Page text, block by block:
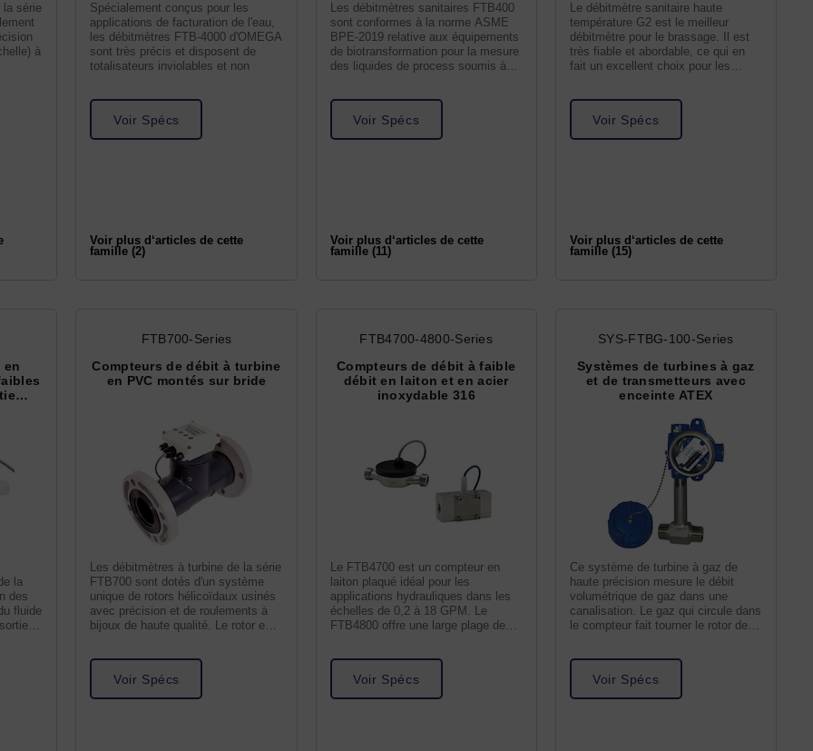
la série
à
Spécialement conçus pour les
applications de facturation de l'eau,
les débitmètres FTB-4000 d'OMEGA
sont très précis et disposent de
totalisateurs inviolables et non
Voir Spécs
Voir plus d‘articles de cette
famille (2)
Les débitmètres sanitaires FTB400
sont conformes à la norme ASME
BPE-2019 relative aux équipements
de biotransformation pour la mesure
des liquides de process soumis à
Voir Spécs
Voir plus d‘articles de cette
famille (11)
Le débitmètre sanitaire haute
température G2 est le meilleur
débitmètre pour le brassage. Il est
très fiable et abordable, ce qui en
fait un excellent choix pour les
Voir Spécs
Voir plus d‘articles de cette
famille (15)
en
la
des
fluide
FTB700-Series
Compteurs de débit à turbine
en PVC montés sur bride
Les débitmètres à turbine de la série
FTB700 sont dotés d'un système
unique de rotors hélicoïdaux usinés
avec précision et de roulements à
bijoux de haute qualité. Le rotor est
Voir Spécs
FTB4700-4800-Series
Compteurs de débit à faible
débit en laiton et en acier
inoxydable 316
Le FTB4700 est un compteur en
laiton plaqué idéal pour les
applications hydrauliques dans les
échelles de 0,2 à 18 GPM. Le
FTB4800 offre une large plage de
Voir Spécs
SYS-FTBG-100-Series
Systèmes de turbines à gaz
et de transmetteurs avec
enceinte ATEX
Ce système de turbine à gaz de
haute précision mesure le débit
volumétrique de gaz dans une
canalisation. Le gaz qui circule dans
le compteur fait tourner le rotor de la
Voir Spécs